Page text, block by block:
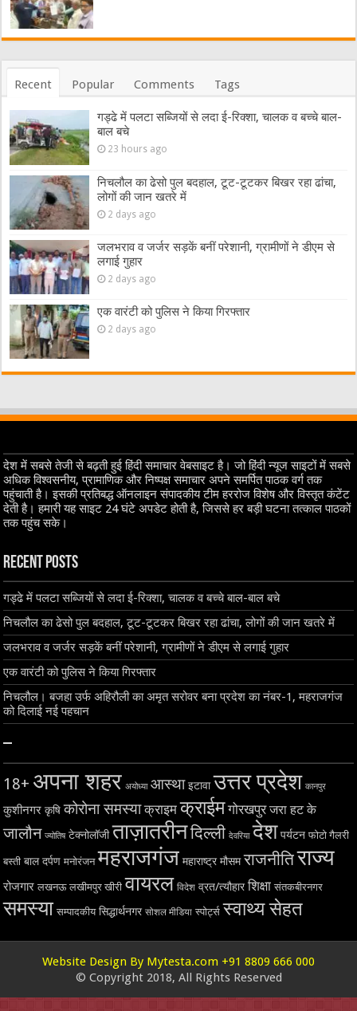
Recent Popular Comments Tags
गड्ढे में पलटा सब्जियों से लदा ई-रिक्शा, चालक व बच्चे बाल-
बाल बचे
23 hours ago
निचलौल का ढेसो पुल बदहाल, टूट-टूटकर बिखर रहा ढांचा,
लोगों की जान खतरे में
2 days ago
जलभराव व जर्जर सड़कें बनीं परेशानी, ग्रामीणों ने डीएम से
लगाई गुहार
2 days ago
एक वारंटी को पुलिस ने किया गिरफ्तार
2 days ago
देश में सबसे तेजी से बढ़ती हुई हिंदी समाचार वेबसाइट है। जो हिंदी न्यूज साइटों में सबसे
अधिक विश्वसनीय, प्रामाणिक और निष्पक्ष समाचार अपने समर्पित पाठक वर्ग तक
पहुंचाती है। इसकी प्रतिबद्ध ऑनलाइन संपादकीय टीम हररोज विशेष और विस्तृत कंटेंट
देती है। हमारी यह साइट 24 घंटे अपडेट होती है, जिससे हर बड़ी घटना तत्काल पाठकों
तक पहुंच सके।
Recent Posts
गड्ढे में पलटा सब्जियों से लदा ई-रिक्शा, चालक व बच्चे बाल-बाल बचे
निचलौल का ढेसो पुल बदहाल, टूट-टूटकर बिखर रहा ढांचा, लोगों की जान खतरे में
जलभराव व जर्जर सड़कें बनीं परेशानी, ग्रामीणों ने डीएम से लगाई गुहार
एक वारंटी को पुलिस ने किया गिरफ्तार
निचलौल। बजहा उर्फ अहिरौली का अमृत सरोवर बना प्रदेश का नंबर-1, महराजगंज
को दिलाई नई पहचान
–
18+ अपना शहर अयोध्या आस्था इटावा उत्तर प्रदेश कानपुर
कुशीनगर कृषि कोरोना समस्या क्राइम क्राईम गोरखपुर जरा हट के
जालौन ज्योतिष टेक्नोलॉजी ताज़ातरीनदिल्ली देवरिया देश पर्यटन फोटो गैलरी
बस्ती बाल दर्पण मनोरंजन महराजगंज महाराष्ट्र मौसम राजनीतिराज्य
रोजगार लखनऊ लखीमपुर खीरी वायरल विदेश व्रत/त्यौहार शिक्षा संतकबीरनगर
समस्या सम्पादकीय सिद्धार्थनगर सोशल मीडिया स्पोर्ट्स स्वाथ्य सेहत
Website Design By Mytesta.com +91 8809 666 000
© Copyright 2018, All Rights Reserved